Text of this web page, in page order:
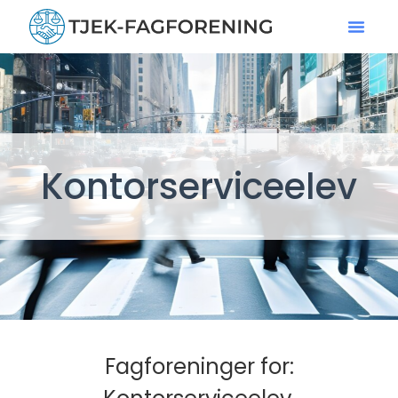
Kontorserviceelev
Fagforeninger for: